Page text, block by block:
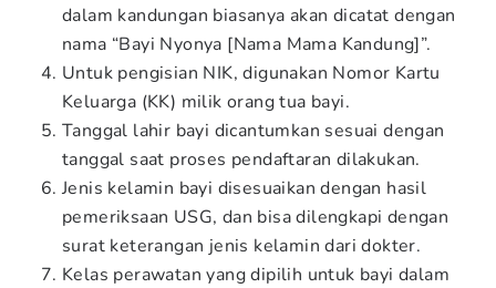
dalam kandungan biasanya akan dicatat dengan
nama “Bayi Nyonya [Nama Mama Kandung]”.
Untuk pengisian NIK, digunakan Nomor Kartu
Keluarga (KK) milik orang tua bayi.
Tanggal lahir bayi dicantumkan sesuai dengan
tanggal saat proses pendaftaran dilakukan.
Jenis kelamin bayi disesuaikan dengan hasil
pemeriksaan USG, dan bisa dilengkapi dengan
surat keterangan jenis kelamin dari dokter.
Kelas perawatan yang dipilih untuk bayi dalam